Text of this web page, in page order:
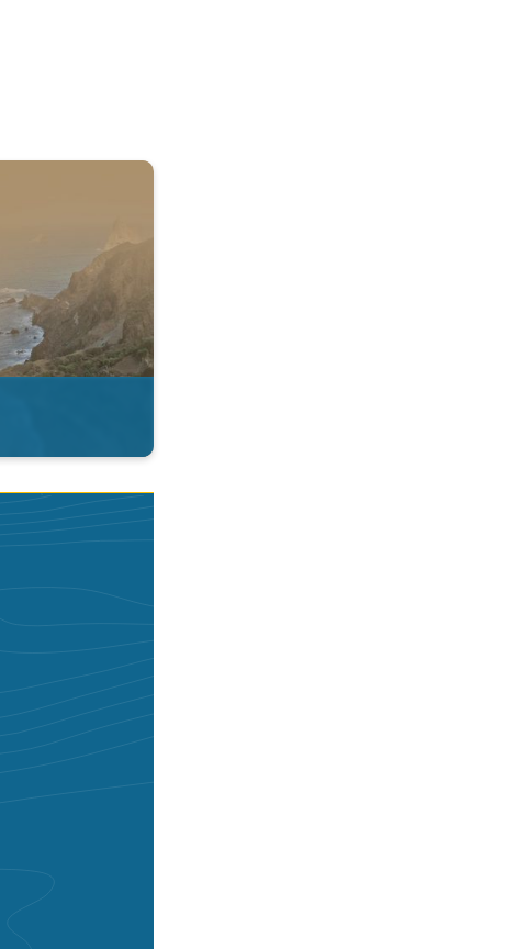
& Radar. . .